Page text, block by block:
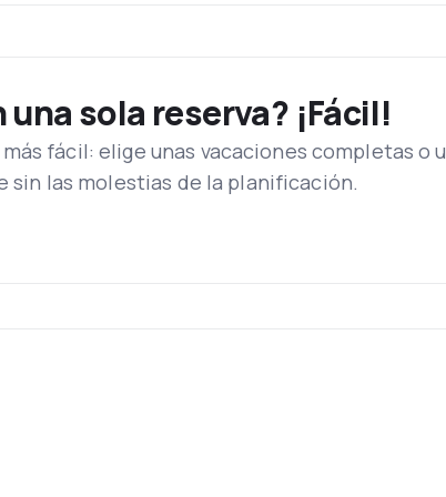
del tipo Bombardier Challenger 605,
Freighter, Airbus Long Range A319LR, Airbus
el Qatar Airways Tower en Doha, donde puedes
El 27 de mayo de 2014, inició operaciones
cocina internacional, desde Europa, el
comenzaron en octubre de 2014. Se convirtió en el
diciembre de 2014 y tuvo su primer vuelo a Frankfurt
sola reserva? ¡Fácil!
fácil: elige unas vacaciones completas o
sin las molestias de la planificación.